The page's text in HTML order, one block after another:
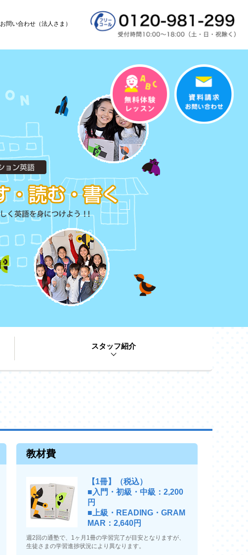
お問い合わせ（法人さま）
スタッフ紹介
教材費
【1冊】（税込）
■入門・初級・中級：2,200
円
■上級・READING・GRAM
MAR：2,640円
週2回の通塾で、1ヶ月1冊の学習完了が目安となりますが、
生徒さまの学習進捗状況により異なります。